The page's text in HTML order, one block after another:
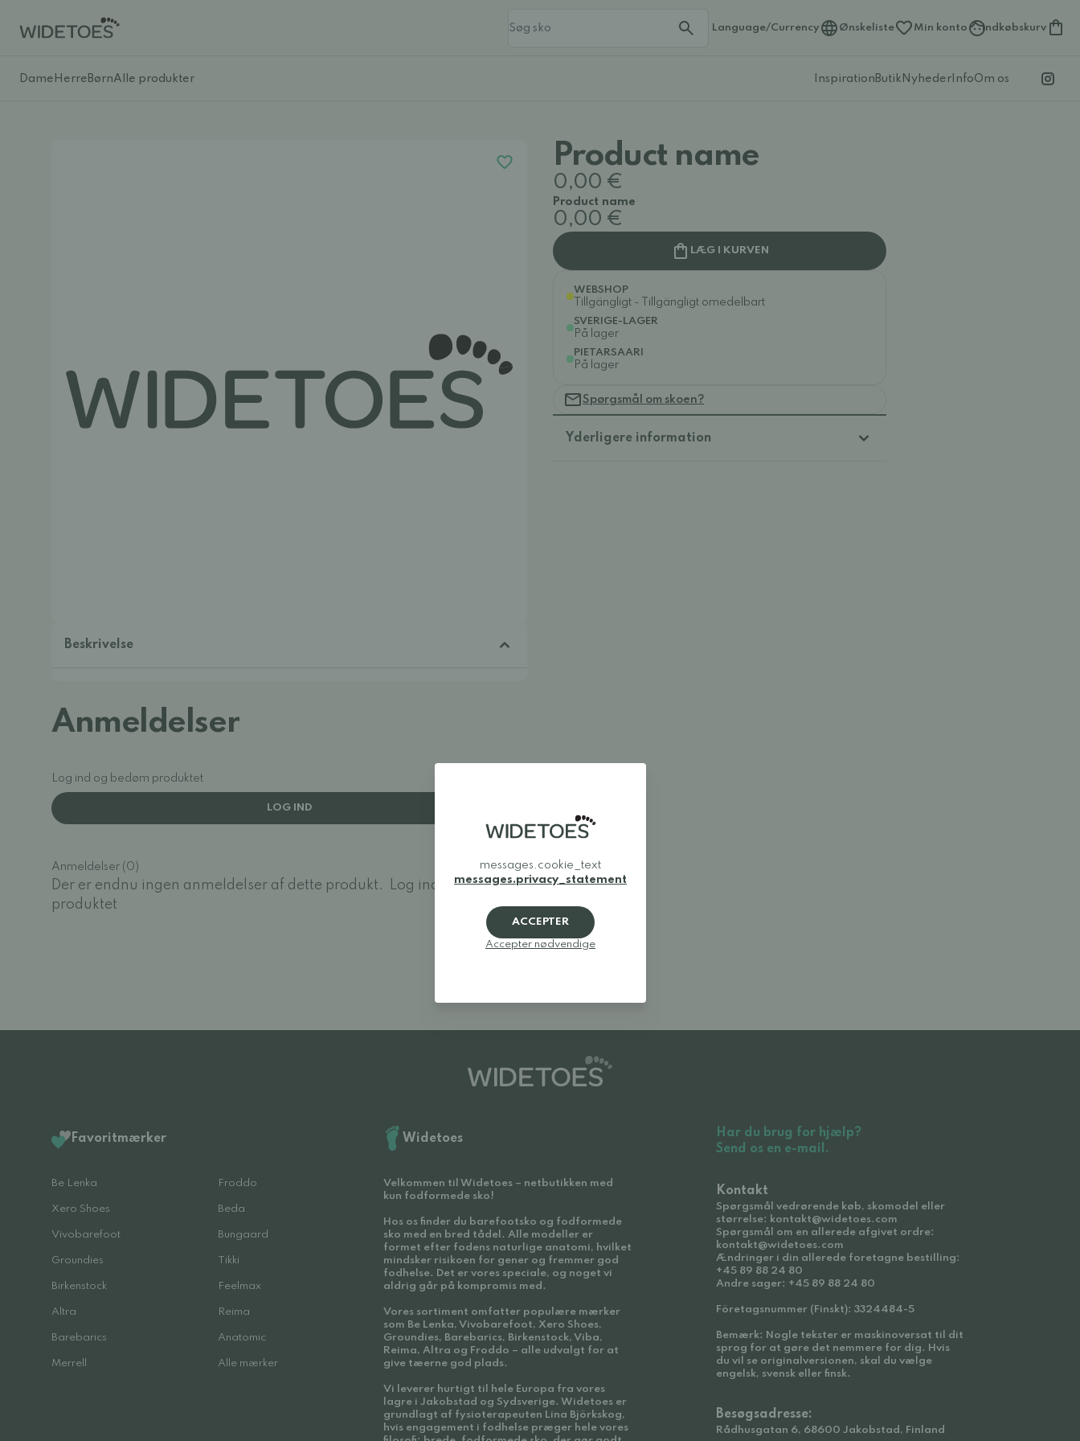
Language/Currency Ønskeliste Min konto Indkøbskurv
Dame Herre BørnAlle produkter Inspiration Butik Nyheder InfoOm os
Beskrivelse
Anmeldelser
Log ind og bedøm produktet
LOG IND
Anmeldelser (0)
Der er endnu ingen anmeldelser af dette produkt.
Log ind og bedøm
produktet
Product name
0,00 €
Product name
0,00 €
LÆG I KURVEN
WEBSHOP
Tillgängligt - Tillgängligt omedelbart
SVERIGE-LAGER
På lager
PIETARSAARI
På lager
Spørgsmål om skoen?
Yderligere information
Favoritmærker
Be Lenka Froddo
Xero Shoes Beda
Vivobarefoot Bungaard
Groundies Tikki
Birkenstock Feelmax
Altra Reima
Barebarics Anatomic
Merrell Alle mærker
Widetoes
Velkommen til Widetoes – netbutikken med
kun fodformede sko!
Hos os finder du barefootsko og fodformede
sko med en bred tådel. Alle modeller er
formet efter fodens naturlige anatomi, hvilket
mindsker risikoen for gener og fremmer god
fodhelse. Det er vores speciale, og noget vi
aldrig går på kompromis med.
Vores sortiment omfatter populære mærker
som Be Lenka, Vivobarefoot, Xero Shoes,
Groundies, Barebarics, Birkenstock, Viba,
Reima, Altra og Froddo – alle udvalgt for at
give tæerne god plads.
Vi leverer hurtigt til hele Europa fra vores
lagre i Jakobstad og Sydsverige. Widetoes er
grundlagt af fysioterapeuten Lina Björkskog,
hvis engagement i fodhelse præger hele vores
Har du brug for hjælp?
Send os en e-mail.
Kontakt
Spørgsmål vedrørende køb, skomodel eller
størrelse: kontakt@widetoes.com
Spørgsmål om en allerede afgivet ordre:
kontakt@widetoes.com
Ændringer i din allerede foretagne bestilling:
+45 89 88 24 80
Andre sager: +45 89 88 24 80
Företagsnummer (Finskt): 3324484-5
Bemærk: Nogle tekster er maskinoversat til dit
sprog for at gøre det nemmere for dig. Hvis
du vil se originalversionen, skal du vælge
engelsk, svensk eller finsk.
Besøgsadresse:
Rådhusgatan 6, 68600 Jakobstad, Finland
messages.cookie_text
messages.privacy_statement
ACCEPTER
Accepter nødvendige